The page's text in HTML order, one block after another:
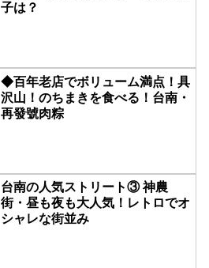
子は？
◆百年老店でボリューム満点！具
沢山！のちまきを食べる！台南・
再發號肉粽
台南の人気ストリート③ 神農
街・昼も夜も大人気！レトロでオ
シャレな街並み